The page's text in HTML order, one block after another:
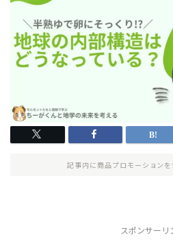
記事内に商品プロモーション
スポンサーリ